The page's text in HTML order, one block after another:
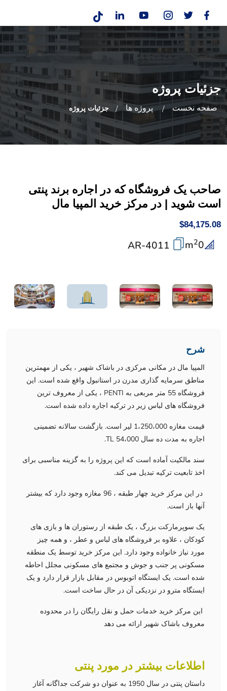
جزئیات پروژه
صفحه نخست پروژه ها جزئیات پروژه
صاحب یک فروشگاه که در اجاره برند پنتی
است شوید | در مرکز خرید المپیا مال
$84,175.08
0
m2
شرح
المپیا مال در مکانی مرکزی در باشاک شهیر ، یکی از مهمترین
مناطق سرمایه گذاری مدرن در استانبول واقع شده است. این
فروشگاه 55 متر مربعی به PENTI ، یکی از معروف ترین
فروشگاه های لباس زیر در ترکیه اجاره داده شده است.
قیمت مغازه 1،250،000 لیر است. بازگشت سالانه تضمینی
اجاره به مدت ده سال 54،000 TL.
سند مالکیت آماده است که این پروژه را به گزینه مناسبی برای
اخذ تابعیت ترکیه تبدیل می کند.
در این مرکز خرید چهار طبقه ، 96 مغازه وجود دارد که بیشتر
آنها باز است.
یک سوپرمارکت بزرگ ، یک طبقه از رستوران ها و بازی های
کودکان ، علاوه بر فروشگاه های لباس و عطر ، و همه چیز
مورد نیاز خانواده وجود دارد. این مرکز خرید توسط یک منطقه
مسکونی پر جنب و جوش و مجتمع های مسکونی مجلل احاطه
شده است. یک ایستگاه اتوبوس در مقابل بازار قرار دارد و یک
ایستگاه مترو در نزدیکی آن در حال ساخت است.
این مرکز خرید خدمات حمل و نقل رایگان را در محدوده
معروف باشاک شهیر ارائه می دهد
اطلاعات بیشتر در مورد پنتی
داستان پنتی در سال 1950 به عنوان دو شرکت جداگانه آغاز